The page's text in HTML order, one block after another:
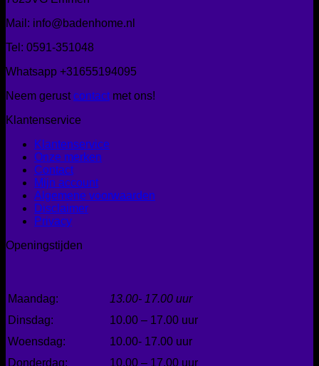
Mail: info@badenhome.nl
Tel: 0591-351048
Whatsapp +31655194095
Neem gerustcontact met ons!
Klantenservice
Klantenservice
Onze merken
Contact
Mijn account
Algemene voorwaarden
Disclaimer
Privacy
Openingstijden
Maandag:
13.00- 17.00 uur
Dinsdag:
10.00 – 17.00 uur
Woensdag:
10.00- 17.00 uur
Donderdag:
10.00 – 17.00 uur